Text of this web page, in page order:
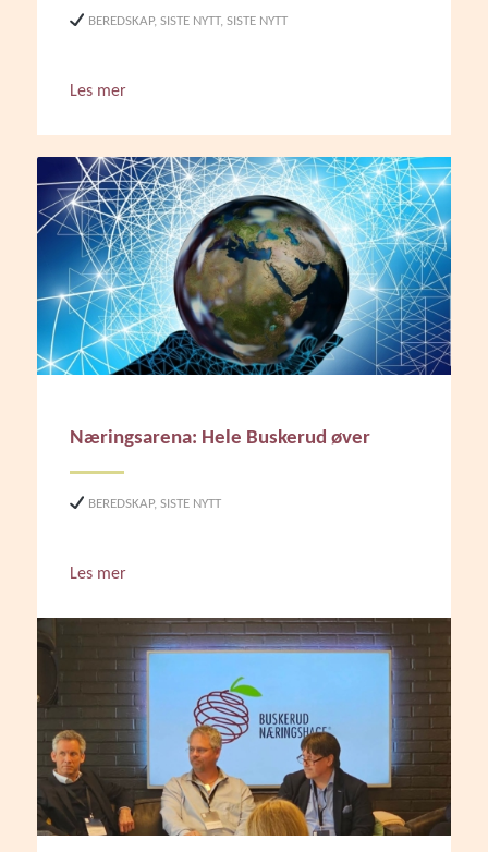
BEREDSKAP,SISTE NYTT,SISTE NYTT
Les mer
Næringsarena: Hele Buskerud øver
BEREDSKAP,SISTE NYTT
Les mer